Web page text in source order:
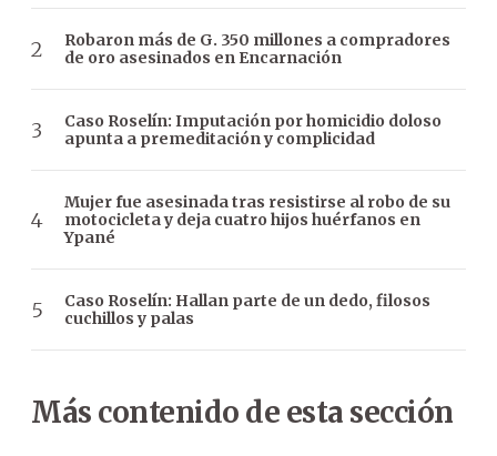
Robaron más de G. 350 millones a compradores
de oro asesinados en Encarnación
Caso Roselín: Imputación por homicidio doloso
apunta a premeditación y complicidad
Mujer fue asesinada tras resistirse al robo de su
motocicleta y deja cuatro hijos huérfanos en
Ypané
Caso Roselín: Hallan parte de un dedo, filosos
cuchillos y palas
Más contenido de esta sección